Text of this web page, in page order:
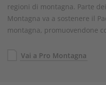
regioni di montagna. Parte
Montagna va a sostenere il
montagna, promuovendone
Vai a Pro Montagna